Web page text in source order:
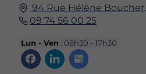
94 Rue Hélène Boucher,
09 74 56 00 25
Lun - Ven : 08h30 - 17h30